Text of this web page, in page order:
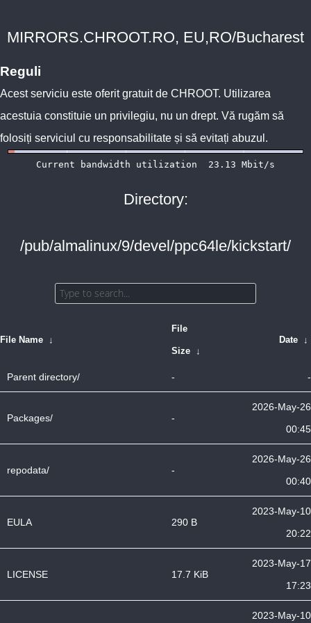
MIRRORS.CHROOT.RO, EU,RO/Bucharest
Reguli
Acest serviciu este oferit gratuit de CHROOT. Utilizarea
acestuia constituie un privilegiu, nu un drept. Vă rugăm să
folosiți serviciul cu responsabilitate și să evitați abuzul.
Directory:
/pub/almalinux/9/devel/ppc64le/kickstart/
File Name ↓
File
Size ↓
Date ↓
Parent directory/ - -
Packages/ -
2026-May-26
00:45
repodata/ -
2026-May-26
00:40
EULA 290 B
2023-May-10
20:22
LICENSE 17.7 KiB
2023-May-17
17:23
2023-May-10